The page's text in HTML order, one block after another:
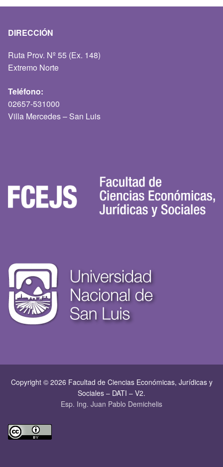
DIRECCIÓN
Ruta Prov. Nº 55 (Ex. 148)
Extremo Norte
Teléfono:
02657-531000
Villa Mercedes – San Luis
Copyright © 2026 Facultad de Ciencias Económicas, Jurí­dicas y
Sociales – DATI – V2.
Esp. Ing. Juan Pablo Demichelis